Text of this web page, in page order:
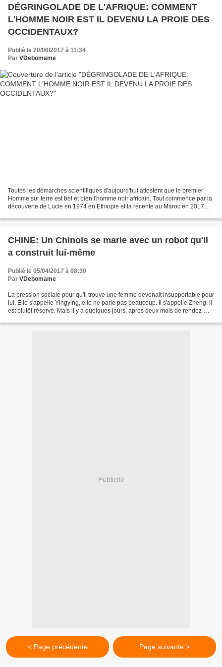
DÉGRINGOLADE DE L'AFRIQUE: COMMENT
L'HOMME NOIR EST IL DEVENU LA PROIE DES
OCCIDENTAUX?
Publié le 20/06/2017 à 11:34
Par VDebomame
Toutes les démarches scientifiques d'aujourd'hui attestent que le premier
Homme sur terre est bel et bien l'homme noir africain. Tout commence par la
découverte de Lucie en 1974 en Ethiopie et la récente au Maroc en 2017
CHINE: Un Chinois se marie avec un robot qu'il
a construit lui-même
Publié le 05/04/2017 à 08:30
Par VDebomame
La pression sociale pour qu'il trouve une femme devenait insupportable pour
lui. Elle s'appelle Yingying, elle ne parle pas beaucoup. Il s'appelle Zheng, il
est plutôt réservé. Mais il y a quelques jours, après deux mois de rendez-
Publicité
< Page précédente Page suivante >